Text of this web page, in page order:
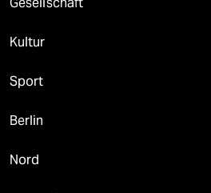
Kultur
Sport
Berlin
Nord